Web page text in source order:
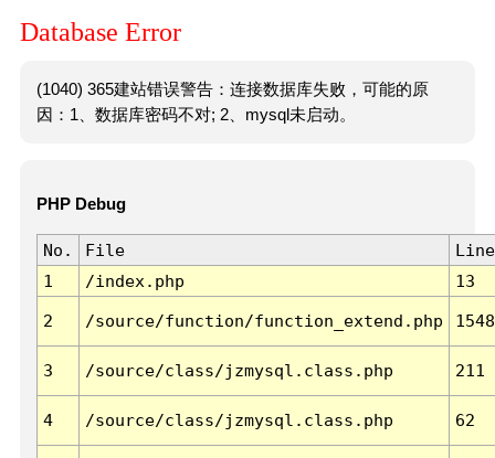
Database Error
(1040) 365建站错误警告：连接数据库失败，可能的原
因：1、数据库密码不对; 2、mysql未启动。
PHP Debug
No. File
Line
1
/index.php 13
2 /source/function/function_extend.php 1548
3 /source/class/jzmysql.class.php 211
4 /source/class/jzmysql.class.php 62